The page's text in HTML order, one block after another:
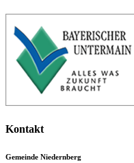
Kontakt
Gemeinde Niedernberg